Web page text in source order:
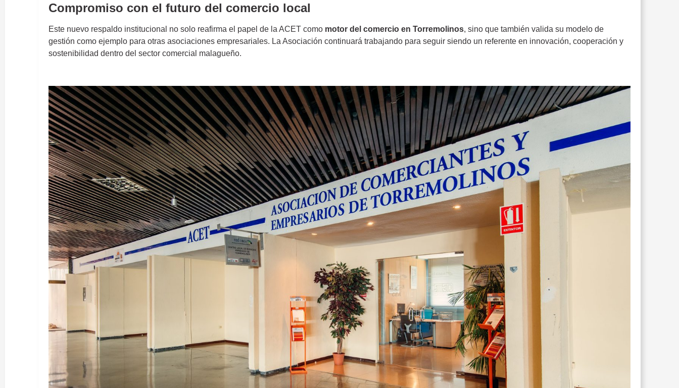
Compromiso con el futuro del comercio local
Este nuevo respaldo institucional no solo reafirma el papel de la ACET como motor del comercio en Torremolinos, sino que también valida su modelo de
gestión como ejemplo para otras asociaciones empresariales. La Asociación continuará trabajando para seguir siendo un referente en innovación, cooperación y
sostenibilidad dentro del sector comercial malagueño.